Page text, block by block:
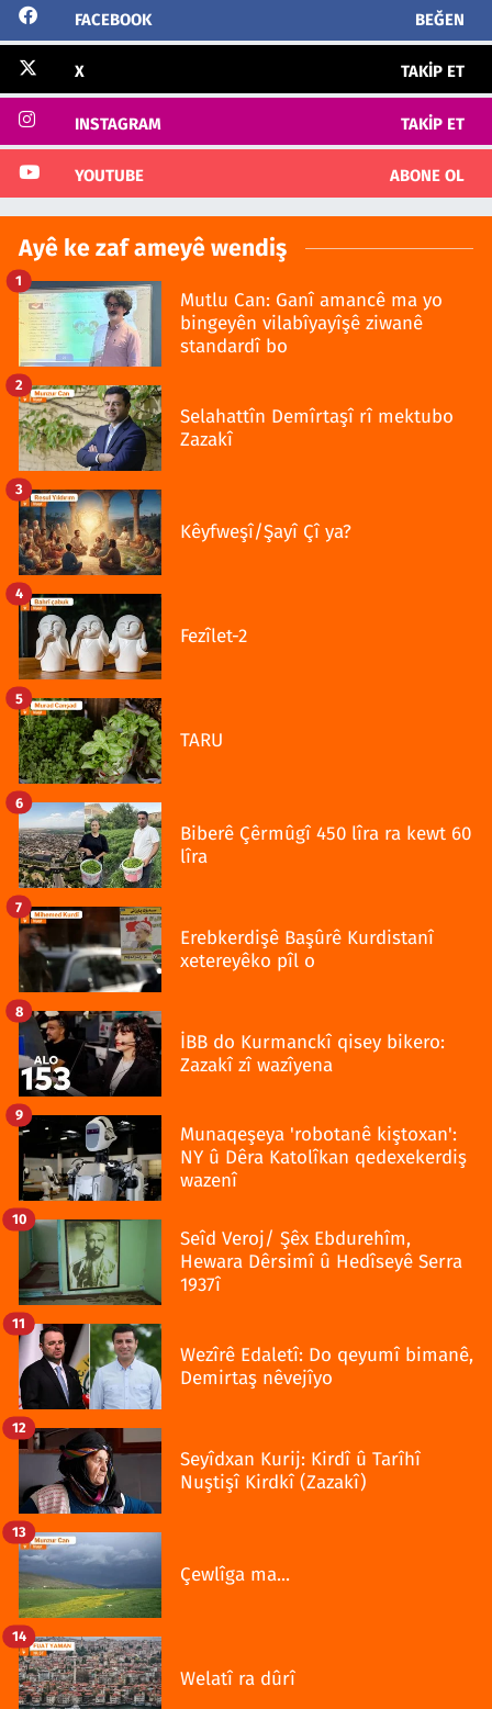
FACEBOOK BEĞEN
X TAKIP ET
INSTAGRAM TAKIP ET
YOUTUBE ABONE OL
Ayê ke zaf ameyê wendiş
Mutlu Can: Ganî amancê ma yo
bingeyên vilabîyayîşê ziwanê
standardî bo
1
Selahattîn Demîrtaşî rî mektubo
Zazakî
2
Kêyfweşî/Şayî Çî ya?
3
Fezîlet-2
4
TARU
5
Biberê Çêrmûgî 450 lîra ra kewt 60
lîra
6
Erebkerdişê Başûrê Kurdistanî
xetereyêko pîl o
7
İBB do Kurmanckî qisey bikero:
Zazakî zî wazîyena
8
Munaqeşeya 'robotanê kiştoxan':
NY û Dêra Katolîkan qedexekerdiş
wazenî
9
Seîd Veroj/ Şêx Ebdurehîm,
Hewara Dêrsimî û Hedîseyê Serra
1937î
10
Wezîrê Edaletî: Do qeyumî bimanê,
Demirtaş nêvejîyo
11
Seyîdxan Kurij: Kirdî û Tarîhî
Nuştişî Kirdkî (Zazakî)
12
Çewlîga ma...
13
Welatî ra dûrî
14